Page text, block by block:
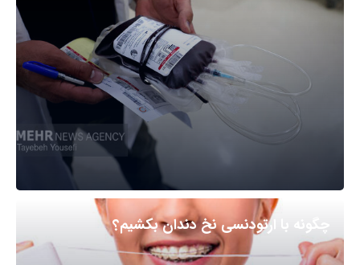
چگونه با ارتودنسی نخ دندان بکشیم؟